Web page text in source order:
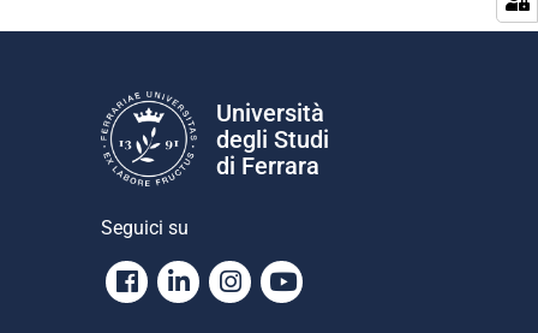
Università
degli Studi
di Ferrara
Seguici su
Facebook
LinkedinInstagram
Youtube